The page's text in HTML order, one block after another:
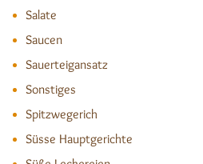
Salate
Saucen
Sauerteigansatz
Sonstiges
Spitzwegerich
Süsse Hauptgerichte